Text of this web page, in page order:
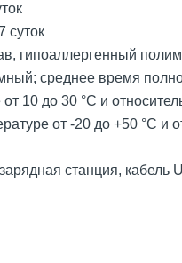
суток
гипоаллергенный
среднее время
10 до 30 °C и
от -20 до +50 °C и
станция, кабель